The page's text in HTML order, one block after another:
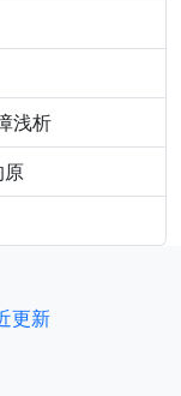
浅析
原
更新